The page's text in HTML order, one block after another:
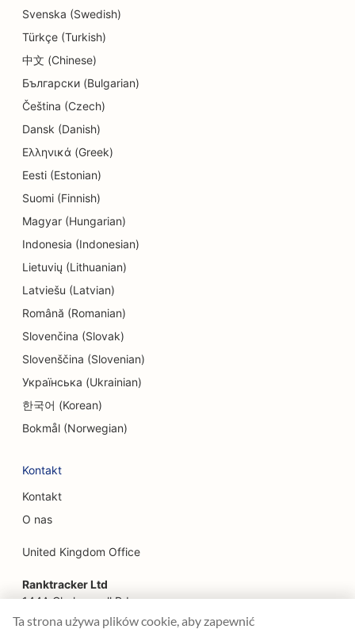
SEO dla sklepów z pączkami
SEO dla usług edukacyjnych i opieki nad dziećmi
SEO dla pralni chemicznych
SEO dla elektryków
SEO dla endodontów
SEO dla rozrywki i rekreacji
SEO dla firm inżynieryjnych
EO dla restauracji etnicznych
SEO dla escape roomów
SEO dla usług liftingu twarzy
SEO dla restauracji rodzinnych
SEO dla planistów finansowych
SEO dla usług finansowych
SEO dla kwiaciarni
Svenska (Swedish)
Türkçe (Turkish)
中文 (Chinese)
Български (Bulgarian)
Čeština (Czech)
Dansk (Danish)
Ελληνικά (Greek)
Eesti (Estonian)
Suomi (Finnish)
Magyar (Hungarian)
Indonesia (Indonesian)
Lietuvių (Lithuanian)
Latviešu (Latvian)
Română (Romanian)
Slovenčina (Slovak)
Slovenščina (Slovenian)
Українська (Ukrainian)
한국어 (Korean)
Bokmål (Norwegian)
Kontakt
Kontakt
O nas
United Kingdom Office
Ranktracker Ltd
144A Clerkenwell Rd
London, EC1R 5DF
Ta strona używa plików cookie, aby zapewnić